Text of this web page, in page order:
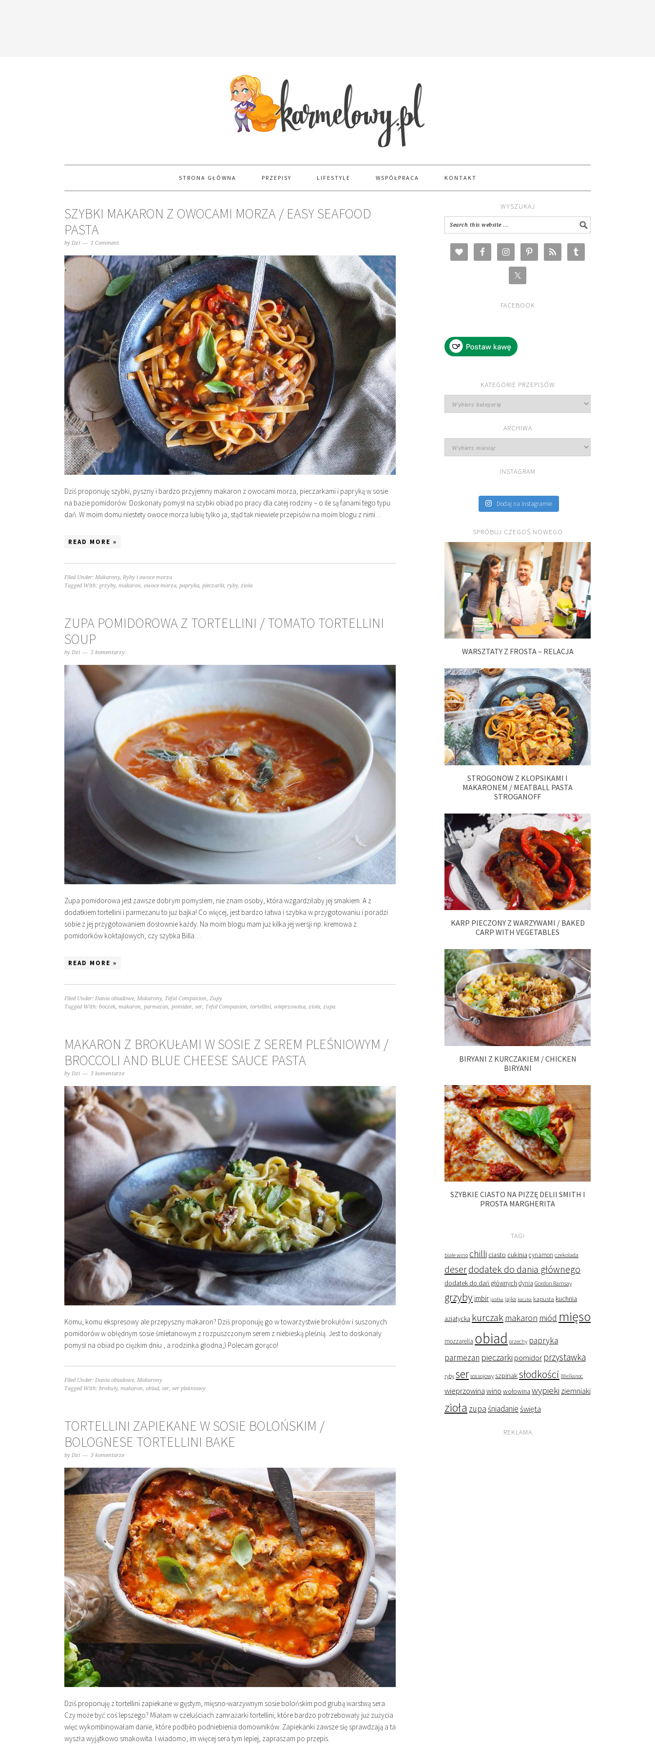
STRONA GŁÓWNA PRZEPISY LIFESTYLE WSPÓŁPRACA KONTAKT
SZYBKI MAKARON Z OWOCAMI MORZA / EASY SEAFOOD
PASTA
by Dzi 1 Comment
Dziś proponuję szybki, pyszny i bardzo przyjemny makaron z owocami morza, pieczarkami i papryką w sosie
na bazie pomidorów. Doskonały pomysł na szybki obiad po pracy dla całej rodziny – o ile są fanami tego typu
dań. W moim domu niestety owoce morza lubię tylko ja, stąd tak niewiele przepisów na moim blogu z nimi…
READ MORE »
Filed Under: Makarony, Ryby i owoce morza
Tagged With: grzyby, makaron, owoce morza, papryka, pieczarki, ryby, zioła
ZUPA POMIDOROWA Z TORTELLINI / TOMATO TORTELLINI
SOUP
by Dzi 5 komentarzy
Zupa pomidorowa jest zawsze dobrym pomysłem, nie znam osoby, która wzgardziłaby jej smakiem. A z
dodatkiem tortellini i parmezanu to już bajka! Co więcej, jest bardzo łatwa i szybka w przygotowaniu i poradzi
sobie z jej przygotowaniem dosłownie każdy. Na moim blogu mam już kilka jej wersji np. kremowa z
pomidorków koktajlowych, czy szybka Billa…
READ MORE »
Filed Under: Dania obiadowe, Makarony, Tefal Companion, Zupy
Tagged With: boczek, makaron, parmezan, pomidor, ser, Tefal Companion, tortellini, wieprzowina, zioła, zupa
MAKARON Z BROKUŁAMI W SOSIE Z SEREM PLEŚNIOWYM /
BROCCOLI AND BLUE CHEESE SAUCE PASTA
by Dzi 3 komentarze
Komu, komu ekspresowy ale przepyszny makaron? Dziś proponuję go w towarzystwie brokułów i suszonych
pomidorów w obłędnym sosie śmietanowym z rozpuszczonym serem z niebieską pleśnią. Jest to doskonały
pomysł na obiad po ciężkim dniu , a rodzinka głodna;) Polecam gorąco!
Filed Under: Dania obiadowe, Makarony
Tagged With: brokuły, makaron, obiad, ser, ser pleśniowy
TORTELLINI ZAPIEKANE W SOSIE BOLOŃSKIM /
BOLOGNESE TORTELLINI BAKE
by Dzi 3 komentarze
Dziś proponuję z tortellini zapiekane w gęstym, mięsno-warzywnym sosie bolońskim pod grubą warstwą sera.
Czy może być coś lepszego? Miałam w czeluściach zamrażarki tortellini, które bardzo potrzebowały już zużycia
więc wykombinowałam danie, które podbiło podniebienia domowników. Zapiekanki zawsze się sprawdzają a ta
wyszła wyjątkowo smakowita. I wiadomo, im więcej sera tym lepiej, zapraszam po przepis.
WYSZUKAJ
FACEBOOK
KATEGORIE PRZEPISÓW
przepisów
ARCHIWA
INSTAGRAM
Dodaj na Instagramie
SPRÓBUJ CZEGOŚ NOWEGO
WARSZTATY Z FROSTA – RELACJA
STROGONOW Z KLOPSIKAMI I
MAKARONEM / MEATBALL PASTA
STROGANOFF
KARP PIECZONY Z WARZYWAMI / BAKED
CARP WITH VEGETABLES
BIRYANI Z KURCZAKIEM / CHICKEN
BIRYANI
SZYBKIE CIASTO NA PIZZĘ DELII SMITH I
PROSTA MARGHERITA
TAGI
białe wino chilli ciasto cukinia cynamon czekolada
deserdodatek do dania głównego
dodatek do dań głównych dynia Gordon Ramsay
grzyby imbir jabłka jajka kaczka kapusta kuchnia
azjatycka kurczak makaron miód mięso
mozzarella obiad orzechy papryka
parmezan pieczarki pomidor przystawka
ryby ser sos sojowy szpinaksłodkości Wielkanoc
wieprzowina wino wołowina wypieki ziemniaki
zioła zupaśniadanieświęta
REKLAMA